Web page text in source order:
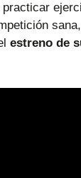
practicar
estreno de